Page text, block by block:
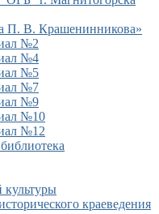
П. В. Крашенинникова»
№2
№4
№5
№7
№9
№10
№12
культуры
краеведения